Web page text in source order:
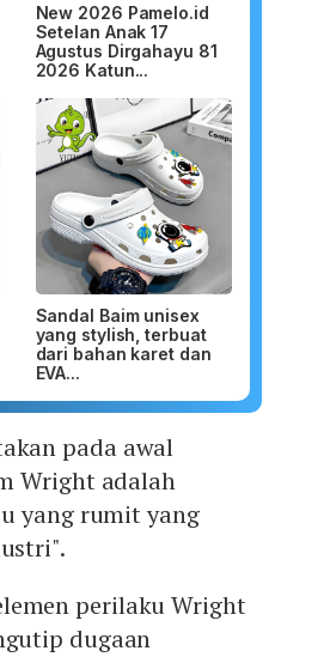
New 2026 Pamelo.id
Setelan Anak 17
Agustus Dirgahayu 81
2026 Katun...
Sandal Baim unisex
yang stylish, terbuat
dari bahan karet dan
EVA...
pada awal
Wright adalah
yang rumit yang
perilaku Wright
dugaan